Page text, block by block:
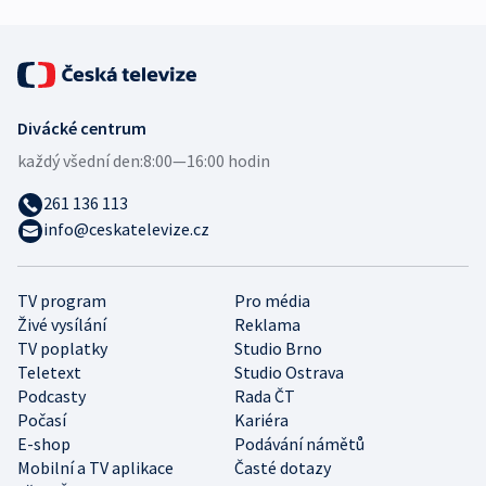
TV program
Pro média
Živé vysílání
Reklama
TV poplatky
Studio Brno
Teletext
Studio Ostrava
Podcasty
Rada ČT
Počasí
Kariéra
E-shop
Podávání námětů
Mobilní a TV aplikace
Časté dotazy
Divácké centrum
každý všední den:8:00—16:00 hodin
261 136 113
info@ceskatelevize.cz